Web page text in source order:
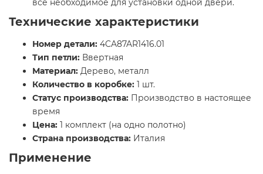
все необходимое для установки одной двери.
Технические характеристики
Номер детали: 4CA87AR1416.01
Тип петли: Ввертная
Материал: Дерево, металл
Количество в коробке: 1 шт.
Статус производства: Производство в настоящее
время
Цена: 1 комплект (на одно полотно)
Страна производства: Италия
Применение